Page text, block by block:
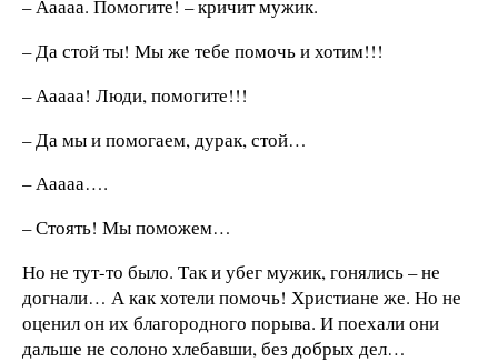
– Ааааа. Помогите! – кричит мужик.
– Да стой ты! Мы же тебе помочь и хотим!!!
– Ааааа! Люди, помогите!!!
– Да мы и помогаем, дурак, стой…
– Ааааа….
– Стоять! Мы поможем…
Но не тут-то было. Так и убег мужик, гонялись – не
догнали… А как хотели помочь! Христиане же. Но не
оценил он их благородного порыва. И поехали они
дальше не солоно хлебавши, без добрых дел…